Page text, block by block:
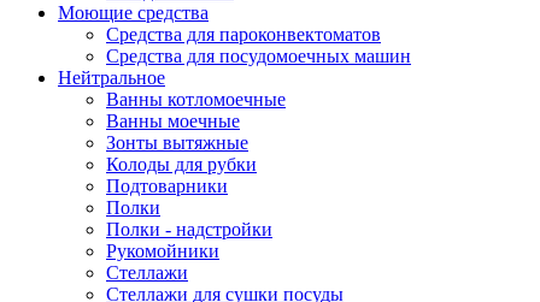
Моющие средства
Средства для пароконвектоматов
Средства для посудомоечных машин
Нейтральное
Ванны котломоечные
Ванны моечные
Зонты вытяжные
Колоды для рубки
Подтоварники
Полки
Полки - надстройки
Рукомойники
Стеллажи
Стеллажи для сушки посуды